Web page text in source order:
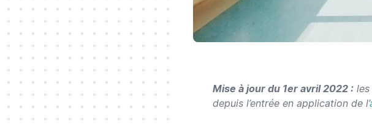
Mise à jour du 1er avril 2022 :
depuis l’entrée en application de l’